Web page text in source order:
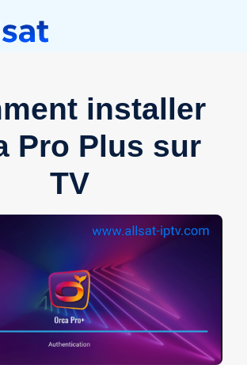
installer
Pro Plus sur
TV